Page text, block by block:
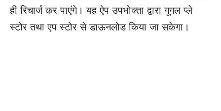
ही रिचार्ज कर पाएंगे। यह ऐप उपभोक्ता द्वारा गूगल प्ले
स्टोर तथा एप स्टोर से डाऊनलोड किया जा सकेगा।